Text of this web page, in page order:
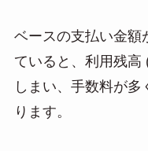
ベースの支払い金額
ていると、利用残高
しまい、手数料が
ります。